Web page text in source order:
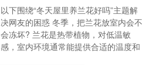
以下围绕“冬天屋里养兰花好吗”主题解
决网友的困惑 冬季，把兰花放室内会不
会冻坏? 兰花是热带植物，对低温敏
感，室内环境通常能提供合适的温度和